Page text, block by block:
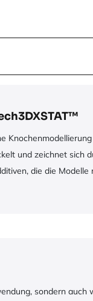
und zeichnet sich
die die
sondern auch